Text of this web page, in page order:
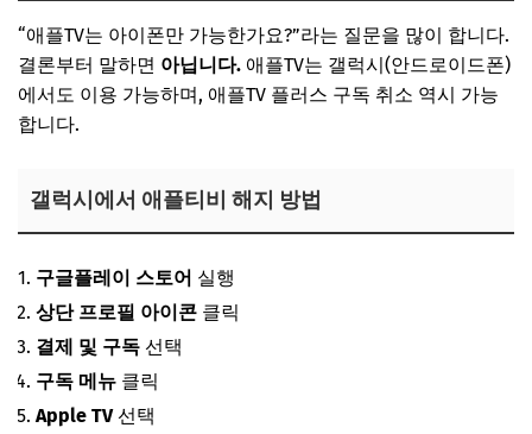
“애플TV는 아이폰만 가능한가요?”라는 질문을 많이 합니다.
결론부터 말하면 아닙니다. 애플TV는 갤럭시(안드로이드폰)
에서도 이용 가능하며, 애플TV 플러스 구독 취소 역시 가능
합니다.
갤럭시에서 애플티비 해지 방법
구글플레이 스토어 실행
상단 프로필 아이콘 클릭
결제 및 구독 선택
구독 메뉴 클릭
Apple TV선택